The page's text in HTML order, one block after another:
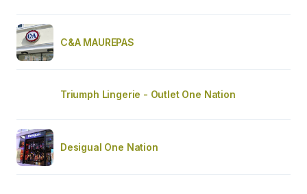
C&A MAUREPAS
Triumph Lingerie - Outlet One Nation
Desigual One Nation